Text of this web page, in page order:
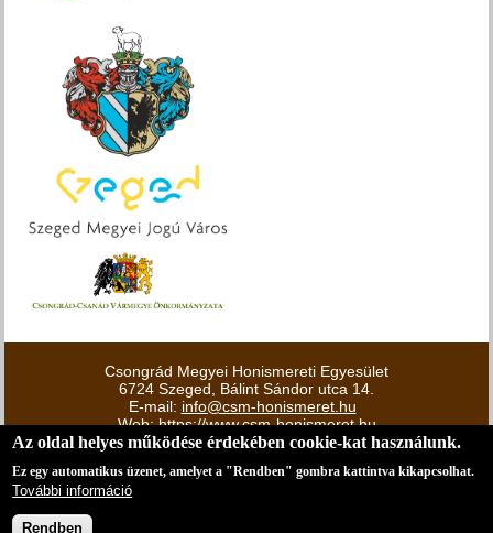
Csongrád Megyei Honismereti Egyesület
6724 Szeged, Bálint Sándor utca 14.
E-mail: info@csm-honismeret.hu
Web:https://www.csm-honismeret.hu
Adószám: 18457517-1-06
50100017
Az oldal helyes működése érdekében cookie-kat használunk.
Ez egy automatikus üzenet, amelyet a "Rendben" gombra kattintva kikapcsolhat.
További információ
Rendben